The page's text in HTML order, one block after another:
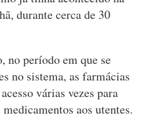
durante cerca de 30
no período em que se
no sistema, as farmácias
várias vezes para
aos utentes.